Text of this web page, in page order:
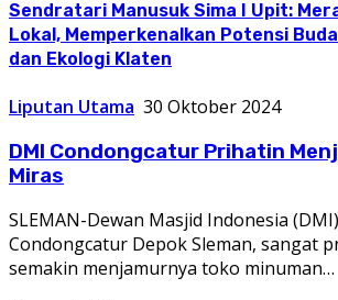
Sendratari Manusuk Sima I Upit:
Lokal, Memperkenalkan Potensi
dan Ekologi Klaten
Liputan Utama 30 Oktober 2024
DMI Condongcatur Prihatin
Miras
SLEMAN-Dewan Masjid Indonesia
Condongcatur Depok Sleman, sangat
semakin menjamurnya toko minuman…